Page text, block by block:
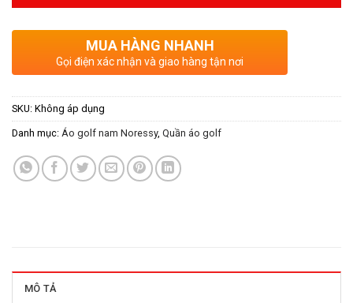
MUA HÀNG NHANH
Gọi điện xác nhận và giao hàng tận nơi
SKU: Không áp dụng
Danh mục: Áo golf nam Noressy, Quần áo golf
MÔ TẢ